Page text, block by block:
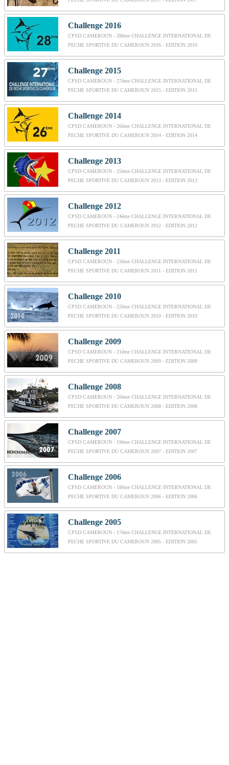
Challenge 2016
CPSD CAMEROUN - 28ème CHALLENGE INTERNATIONAL DE
PECHE SPORTIVE DU CAMEROUN 2016 - EDITION 2016
Challenge 2015
CPSD CAMEROUN - 27ème CHALLENGE INTERNATIONAL DE
PECHE SPORTIVE DU CAMEROUN 2015 - EDITION 2015
Challenge 2014
CPSD CAMEROUN - 26ème CHALLENGE INTERNATIONAL DE
PECHE SPORTIVE DU CAMEROUN 2014 - EDITION 2014
Challenge 2013
CPSD CAMEROUN - 25ème CHALLENGE INTERNATIONAL DE
PECHE SPORTIVE DU CAMEROUN 2013 - EDITION 2013
Challenge 2012
CPSD CAMEROUN - 24ème CHALLENGE INTERNATIONAL DE
PECHE SPORTIVE DU CAMEROUN 2012 - EDITION 2012
Challenge 2011
CPSD CAMEROUN - 23ème CHALLENGE INTERNATIONAL DE
PECHE SPORTIVE DU CAMEROUN 2011 - EDITION 2011
Challenge 2010
CPSD CAMEROUN - 22ème CHALLENGE INTERNATIONAL DE
PECHE SPORTIVE DU CAMEROUN 2010 - EDITION 2010
Challenge 2009
CPSD CAMEROUN - 21ème CHALLENGE INTERNATIONAL DE
PECHE SPORTIVE DU CAMEROUN 2009 - EDITION 2009
Challenge 2008
CPSD CAMEROUN - 20ème CHALLENGE INTERNATIONAL DE
PECHE SPORTIVE DU CAMEROUN 2008 - EDITION 2008
Challenge 2007
CPSD CAMEROUN - 19ème CHALLENGE INTERNATIONAL DE
PECHE SPORTIVE DU CAMEROUN 2007 - EDITION 2007
Challenge 2006
CPSD CAMEROUN - 18ème CHALLENGE INTERNATIONAL DE
PECHE SPORTIVE DU CAMEROUN 2006 - EDITION 2006
Challenge 2005
CPSD CAMEROUN - 17ème CHALLENGE INTERNATIONAL DE
PECHE SPORTIVE DU CAMEROUN 2005 - EDITION 2005